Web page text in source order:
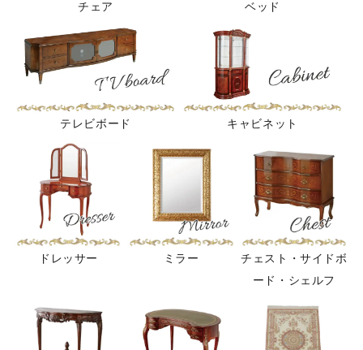
チェア ベッド
テレビボード キャビネット
ドレッサー ミラー
チェスト・サイドボ
ード・シェルフ